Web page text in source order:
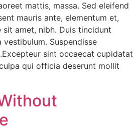
mattis, massa. Sed eleifend
mauris ante, elementum et,
sit amet, nibh. Duis tincidunt
Suspendisse
sint occaecat cupidatat
qui officia deserunt mollit